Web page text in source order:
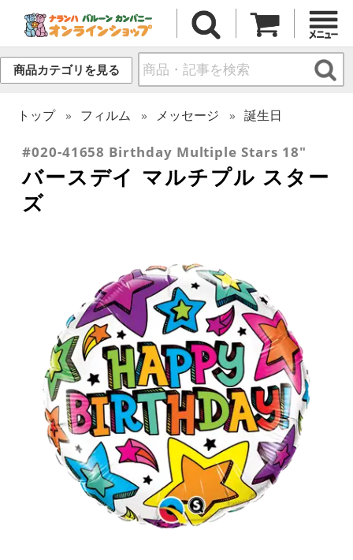
商品カテゴリを見る
トップ フィルム メッセージ 誕生日
#020-41658 Birthday Multiple Stars 18"
バースデイ マルチプル スター
ズ